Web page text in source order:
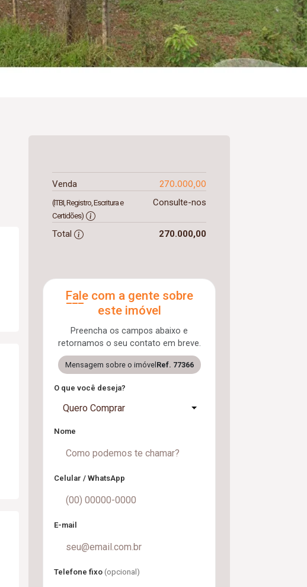
Venda 270.000,00
(ITBI, Registro, Escritura e
Certidões)
Consulte-nos
Total 270.000,00
Fale com a gente sobre
este imóvel
Preencha os campos abaixo e
retornamos o seu contato em breve.
Mensagem sobre o imóvel Ref. 77366
O que você deseja?
Quero Comprar
Nome
Celular / WhatsApp
E-mail
Telefone fixo (opcional)